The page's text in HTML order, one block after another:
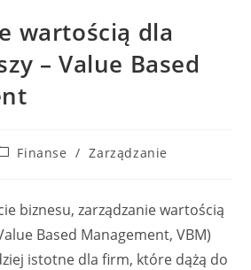
wartością dla
– Value Based
Finanse / Zarządzanie
biznesu, zarządzanie wartością
Based Management, VBM)
istotne dla firm, które dążą do